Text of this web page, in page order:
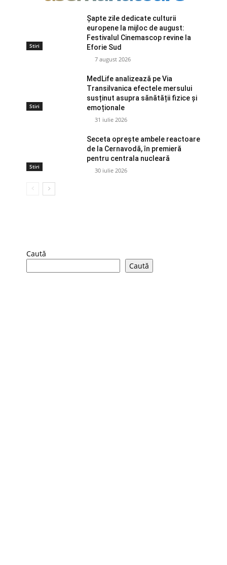
Stiri
Șapte zile dedicate culturii
europene la mijloc de august:
Festivalul Cinemascop revine la
Eforie Sud
7 august 2026
Stiri
MedLife analizează pe Via
Transilvanica efectele mersului
susținut asupra sănătății fizice și
emoționale
31 iulie 2026
Stiri
Seceta oprește ambele reactoare
de la Cernavodă, în premieră
pentru centrala nucleară
30 iulie 2026
Caută
Caută